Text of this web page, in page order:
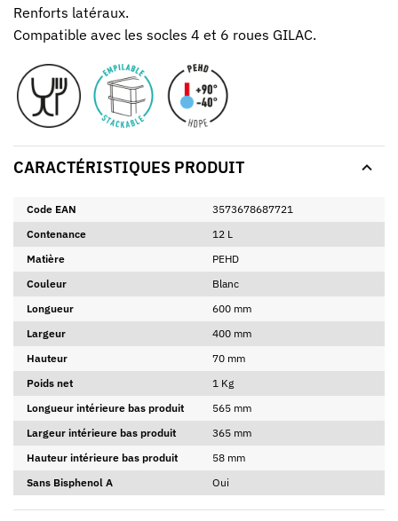
Renforts latéraux.
Compatible avec les socles 4 et 6 roues GILAC.
CARACTÉRISTIQUES PRODUIT
Code EAN
3573678687721
Contenance
12 L
Matière
PEHD
Couleur
Blanc
Longueur
600 mm
Largeur
400 mm
Hauteur
70 mm
Poids net
1 Kg
Longueur intérieure bas produit
565 mm
Largeur intérieure bas produit
365 mm
Hauteur intérieure bas produit
58 mm
Sans Bisphenol A
Oui